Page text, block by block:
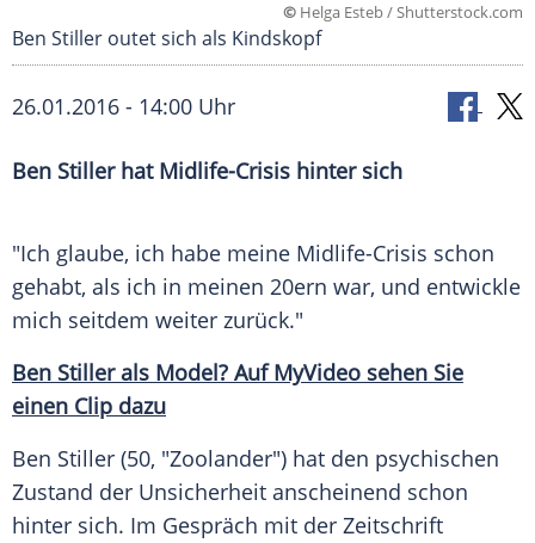
© Helga Esteb / Shutterstock.com
Ben Stiller outet sich als Kindskopf
26.01.2016 - 14:00 Uhr
Ben Stiller hat Midlife-Crisis hinter sich
"Ich glaube, ich habe meine Midlife-Crisis schon
gehabt, als ich in meinen 20ern war, und entwickle
mich seitdem weiter zurück."
Ben Stiller als Model? Auf MyVideo sehen Sie
einen Clip dazu
Ben Stiller (50, "Zoolander") hat den psychischen
Zustand der Unsicherheit anscheinend schon
hinter sich. Im Gespräch mit der Zeitschrift